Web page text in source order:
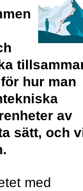
hur man
av
sätt, och
med